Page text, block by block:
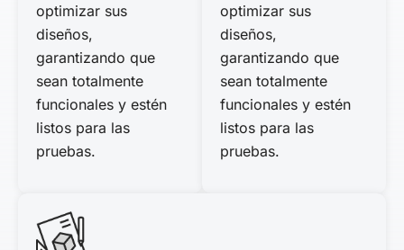
optimizar sus
diseños,
garantizando que
sean totalmente
funcionales y estén
listos para las
pruebas.
optimizar sus
diseños,
garantizando que
sean totalmente
funcionales y estén
listos para las
pruebas.